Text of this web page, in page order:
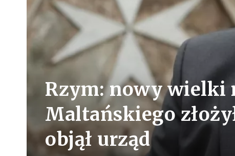
Rzym: nowy wielki
Maltańskiego
objął urząd